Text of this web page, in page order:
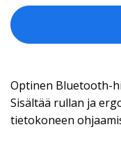
Optinen Bluetooth-
Sisältää rullan ja
tietokoneen